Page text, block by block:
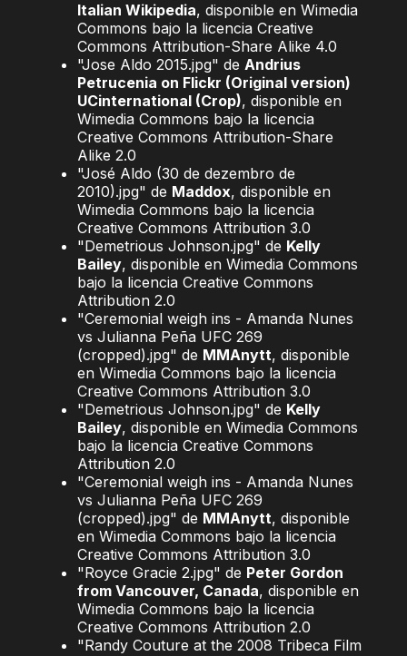
Italian Wikipedia, disponible en Wimedia
Commons bajo la licencia Creative
Commons Attribution-Share Alike 4.0
"Jose Aldo 2015.jpg" de Andrius
Petrucenia on Flickr (Original version)
UCinternational (Crop), disponible en
Wimedia Commons bajo la licencia
Creative Commons Attribution-Share
Alike 2.0
"José Aldo (30 de dezembro de
2010).jpg" de Maddox, disponible en
Wimedia Commons bajo la licencia
Creative Commons Attribution 3.0
"Demetrious Johnson.jpg" de Kelly
Bailey, disponible en Wimedia Commons
bajo la licencia Creative Commons
Attribution 2.0
"Ceremonial weigh ins - Amanda Nunes
vs Julianna Peña UFC 269
(cropped).jpg" de MMAnytt, disponible
en Wimedia Commons bajo la licencia
Creative Commons Attribution 3.0
"Demetrious Johnson.jpg" de Kelly
Bailey, disponible en Wimedia Commons
bajo la licencia Creative Commons
Attribution 2.0
"Ceremonial weigh ins - Amanda Nunes
vs Julianna Peña UFC 269
(cropped).jpg" de MMAnytt, disponible
en Wimedia Commons bajo la licencia
Creative Commons Attribution 3.0
"Royce Gracie 2.jpg" de Peter Gordon
from Vancouver, Canada, disponible en
Wimedia Commons bajo la licencia
Creative Commons Attribution 2.0
"Randy Couture at the 2008 Tribeca Film